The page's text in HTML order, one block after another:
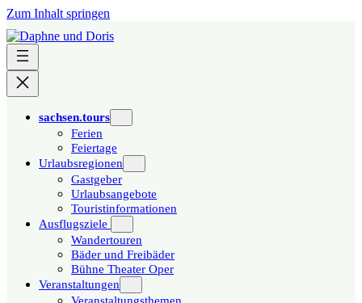
Zum Inhalt springen
sachsen.tours
Ferien
Feiertage
Urlaubsregionen
Gastgeber
Urlaubsangebote
Touristinformationen
Ausflugsziele
Wandertouren
Bäder und Freibäder
Bühne Theater Oper
Veranstaltungen